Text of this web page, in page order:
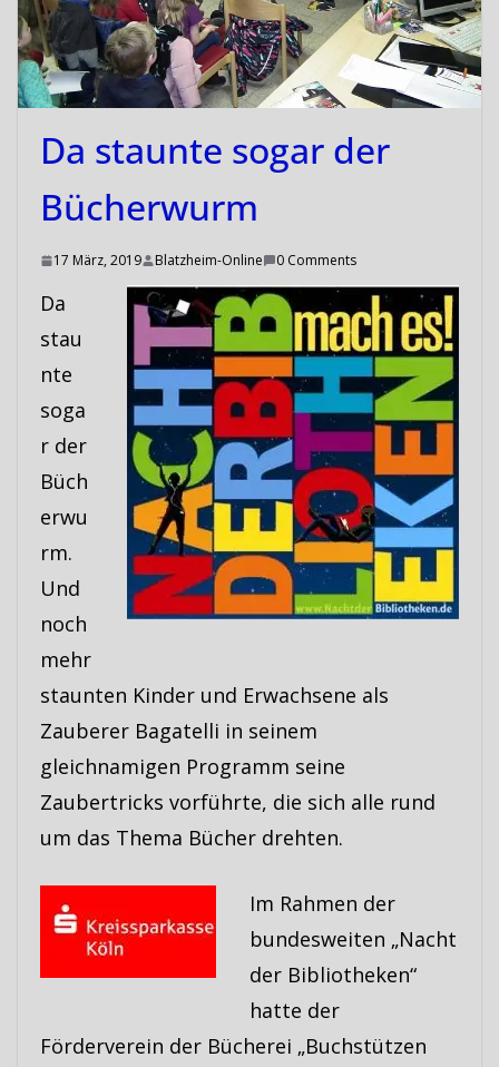
Da staunte sogar der
Bücherwurm
17 März, 2019 Blatzheim-Online 0 Comments
Da
stau
nte
soga
r der
Büch
erwu
rm.
Und
noch
mehr
staunten Kinder und Erwachsene als
Zauberer Bagatelli in seinem
gleichnamigen Programm seine
Zaubertricks vorführte, die sich alle rund
um das Thema Bücher drehten.
Im Rahmen der
bundesweiten „Nacht
der Bibliotheken“
hatte der
Förderverein der Bücherei „Buchstützen